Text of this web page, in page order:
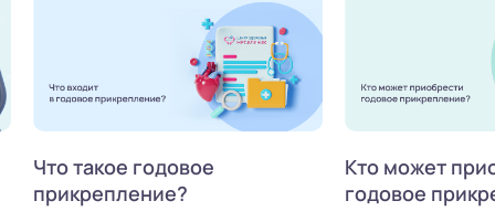
Что такое годовое
прикрепление?
Кто может
годовое